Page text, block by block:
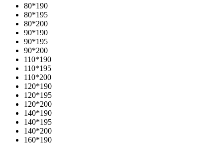
80*190
80*195
80*200
90*190
90*195
90*200
110*190
110*195
110*200
120*190
120*195
120*200
140*190
140*195
140*200
160*190